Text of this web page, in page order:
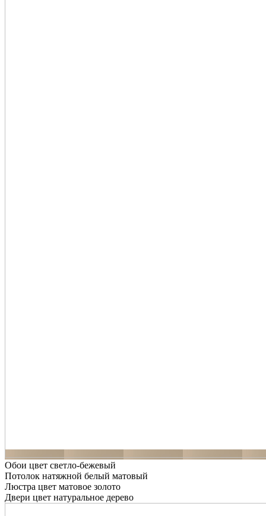
Обои цвет светло-бежевый
Потолок натяжной белый матовый
Люстра цвет матовое золото
Двери цвет натуральное дерево